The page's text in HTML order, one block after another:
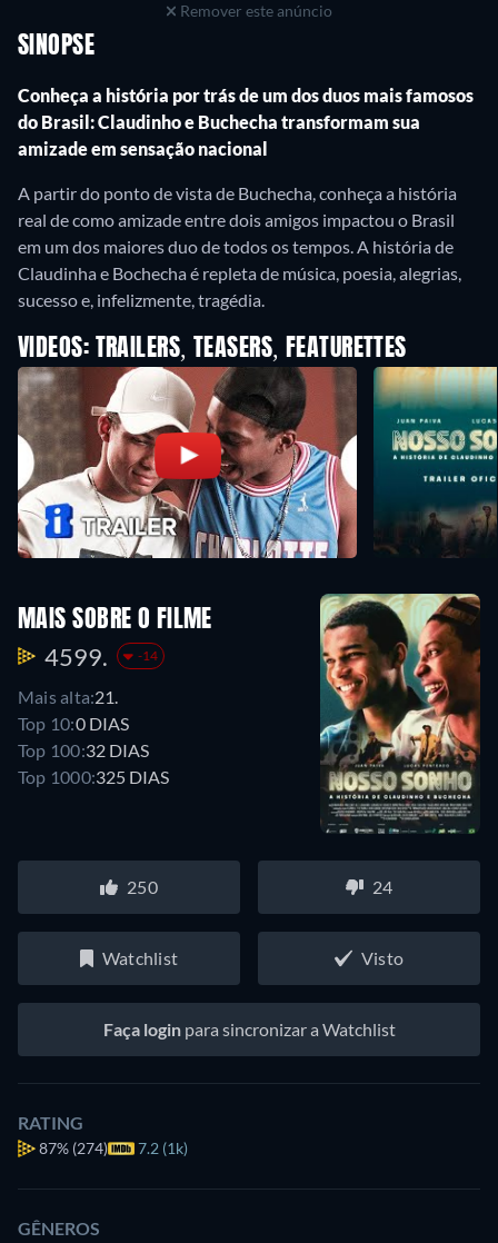
Remover este anúncio
SINOPSE
Conheça a história por trás de um dos duos mais famosos
do Brasil: Claudinho e Buchecha transformam sua
amizade em sensação nacional
A partir do ponto de vista de Buchecha, conheça a história
real de como amizade entre dois amigos impactou o Brasil
em um dos maiores duo de todos os tempos. A história de
Claudinha e Bochecha é repleta de música, poesia, alegrias,
sucesso e, infelizmente, tragédia.
VIDEOS: TRAILERS, TEASERS, FEATURETTES
MAIS SOBRE O FILME
4599. -14
Mais alta:21.
Top 10:0 DIAS
Top 100:32 DIAS
Top 1000:325 DIAS
250 24
Watchlist Visto
Faça loginpara sincronizar a Watchlist
RATING
87% (274) 7.2 (1k)
GÊNEROS